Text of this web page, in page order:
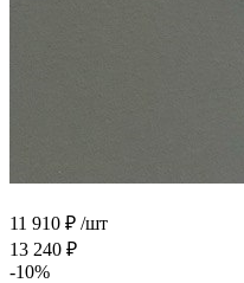
11 910 ₽ /шт
13 240 ₽
-10%